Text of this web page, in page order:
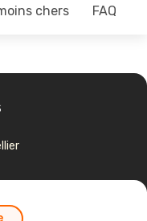
chers FAQ